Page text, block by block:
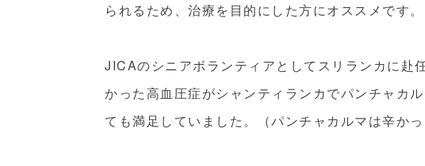
られるため、治療を目的にした方にオススメです。
JICAのシニアボランティアとしてスリランカに赴
かった高血圧症がシャンティランカでパンチャカ
ても満足していました。（パンチャカルマは辛かっ